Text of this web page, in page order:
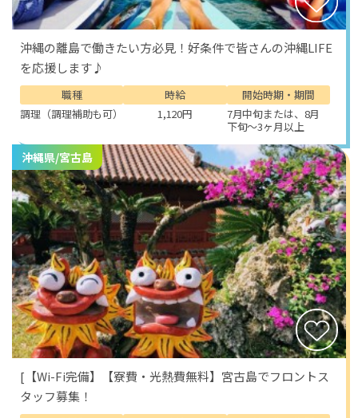
沖縄の離島で働きたい方必見！好条件で皆さんの沖縄LIFE
を応援します♪
職種
調理（調理補助も可）
時給
1,120円
開始時期・期間
7月中旬または、8月
下旬～3ヶ月以上
沖縄県/宮古島
[【Wi-Fi完備】【寮費・光熱費無料】宮古島でフロントス
タッフ募集！